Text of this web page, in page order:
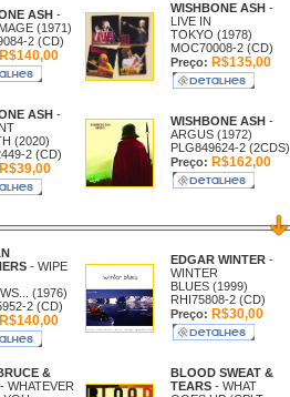
ASH -
(1971)
2 (CD)
R$140,00
WISHBONE ASH -
LIVE IN
TOKYO (1978)
MOC70008-2 (CD)
Preço: R$135,00
ASH -
(2020)
2 (CD)
R$39,00
WISHBONE ASH -
ARGUS (1972)
PLG849624-2 (2CDS)
Preço: R$162,00
- WIPE
(1976)
2 (CD)
R$140,00
EDGAR WINTER -
WINTER
BLUES (1999)
RHI75808-2 (CD)
Preço: R$30,00
&
- WHATEVER
BLOOD SWEAT &
TEARS - WHAT